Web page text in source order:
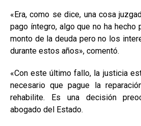
«Era, como se dice, una cosa
pago íntegro, algo que no ha
monto de la deuda pero no los
durante estos años», comentó.
«Con este último fallo, la justicia
necesario que pague la
rehabilite. Es una decisión
abogado del Estado.